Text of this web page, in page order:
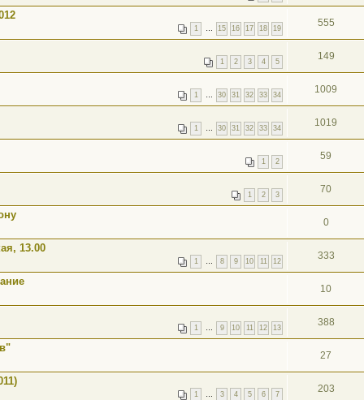
1 … 15 16 17 18 19 555
1 2 3 4 5 149
1 … 30 31 32 33 34 1009
1 … 30 31 32 33 34 1019
1 2 59
1 2 3 70
0
13.00
1 … 8 9 10 11 12 333
10
1 … 9 10 11 12 13 388
27
1 … 3 4 5 6 7 203